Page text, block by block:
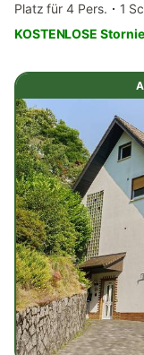
Platz für 4 Pers.
1
KOSTENLOSE